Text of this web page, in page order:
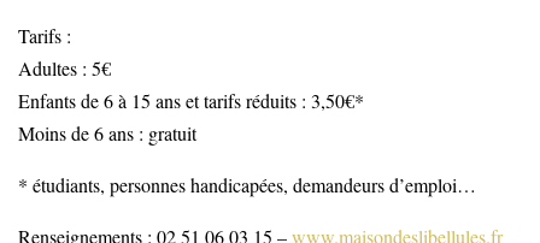
Tarifs :
Adultes : 5€
Enfants de 6 à 15 ans et tarifs réduits : 3,50€*
Moins de 6 ans : gratuit
* étudiants, personnes handicapées, demandeurs d’emploi…
Renseignements : 02 51 06 03 15 –www.maisondeslibellules.fr